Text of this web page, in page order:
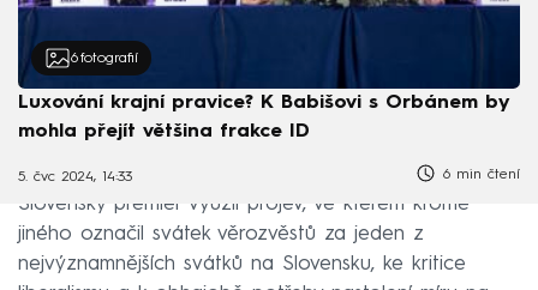
6 fotografií
Luxování krajní pravice? K Babišovi s Orbánem by
mohla přejít většina frakce ID
5. čvc 2024, 14:33 6 min čtení
Slovenský premiér využil projev, ve kterém kromě
jiného označil svátek věrozvěstů za jeden z
nejvýznamnějších svátků na Slovensku, ke kritice